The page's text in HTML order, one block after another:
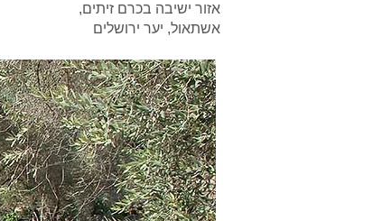
אזור ישיבה בכרם זיתים,
אשתאול, יער ירושלים